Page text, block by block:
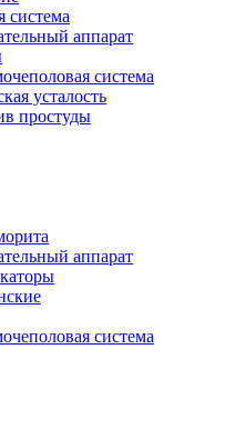
система
аппарат
система
усталость
простуды
аппарат
система